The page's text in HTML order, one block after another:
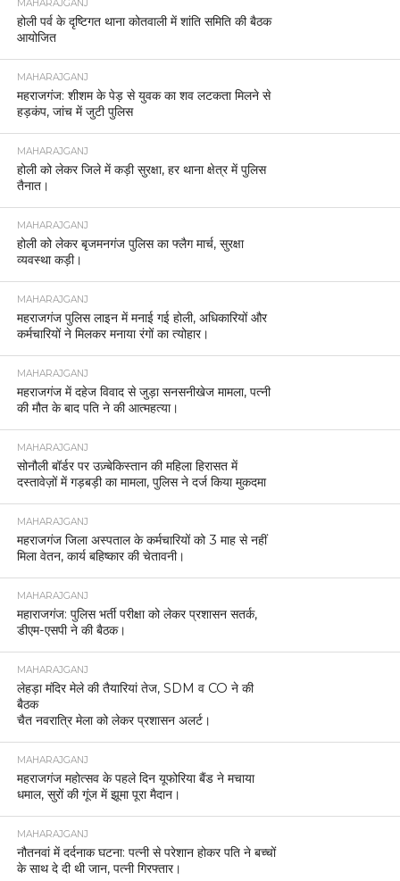
MAHARAJGANJ
होली पर्व के दृष्टिगत थाना कोतवाली में शांति समिति की बैठक
आयोजित
MAHARAJGANJ
महराजगंज: शीशम के पेड़ से युवक का शव लटकता मिलने से
हड़कंप, जांच में जुटी पुलिस
MAHARAJGANJ
होली को लेकर जिले में कड़ी सुरक्षा, हर थाना क्षेत्र में पुलिस
तैनात।
MAHARAJGANJ
होली को लेकर बृजमनगंज पुलिस का फ्लैग मार्च, सुरक्षा
व्यवस्था कड़ी।
MAHARAJGANJ
महराजगंज पुलिस लाइन में मनाई गई होली, अधिकारियों और
कर्मचारियों ने मिलकर मनाया रंगों का त्योहार।
MAHARAJGANJ
महराजगंज में दहेज विवाद से जुड़ा सनसनीखेज मामला, पत्नी
की मौत के बाद पति ने की आत्महत्या।
MAHARAJGANJ
सोनौली बॉर्डर पर उज़्बेकिस्तान की महिला हिरासत में
दस्तावेज़ों में गड़बड़ी का मामला, पुलिस ने दर्ज किया मुकदमा
MAHARAJGANJ
महराजगंज जिला अस्पताल के कर्मचारियों को 3 माह से नहीं
मिला वेतन, कार्य बहिष्कार की चेतावनी।
MAHARAJGANJ
महाराजगंज: पुलिस भर्ती परीक्षा को लेकर प्रशासन सतर्क,
डीएम-एसपी ने की बैठक।
MAHARAJGANJ
लेहड़ा मंदिर मेले की तैयारियां तेज, SDM व CO ने की
बैठक
चैत नवरात्रि मेला को लेकर प्रशासन अलर्ट।
MAHARAJGANJ
महराजगंज महोत्सव के पहले दिन यूफोरिया बैंड ने मचाया
धमाल, सुरों की गूंज में झूमा पूरा मैदान।
MAHARAJGANJ
नौतनवां में दर्दनाक घटना: पत्नी से परेशान होकर पति ने बच्चों
के साथ दे दी थी जान, पत्नी गिरफ्तार।